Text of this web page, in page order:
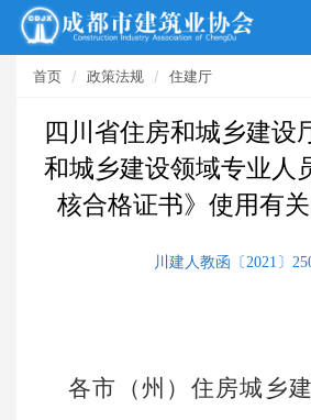
首页 政策法规 住建厅
四川省住房和城乡建设
和城乡建设领域专业人
核合格证书》使用有
川建人教函〔2021〕
各市（州）住房城乡